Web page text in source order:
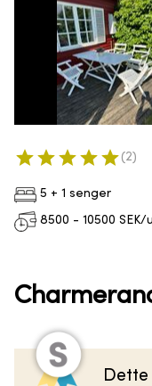
5 + 1 senger
8500 - 10500 SEK/
( 2 )